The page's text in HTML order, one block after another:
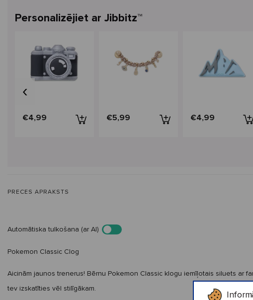
Personalizējiet ar Jibbitz™
€4,99 €5,99 €4,99
‹
PRECES APRAKSTS
Automātiska tulkošana (ar AI)
Pokemon Classic Clog
Aicinām jaunos trenerus! Bērnu Pokemon Classic klogu iemīļotais siluets ar
tev izskatīties vēl stilīgākam.